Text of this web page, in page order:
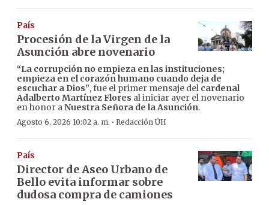
País
Procesión de la Virgen de la
Asunción abre novenario
“La corrupción no empieza en las instituciones;
empieza en el corazón humano cuando deja de
escuchar a Dios”, fue el primer mensaje del cardenal
Adalberto Martínez Flores al iniciar ayer el novenario
en honor a Nuestra Señora de la Asunción.
Agosto 6, 2026 10:02 a. m. · Redacción ÚH
País
Director de Aseo Urbano de
Bello evita informar sobre
dudosa compra de camiones